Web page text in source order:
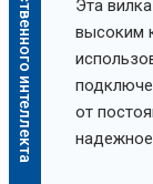
Эта
высоким
от